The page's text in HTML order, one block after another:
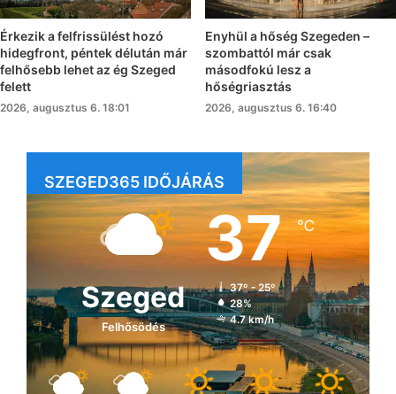
Érkezik a felfrissülést hozó
hidegfront, péntek délután már
felhősebb lehet az ég Szeged
felett
2026, augusztus 6. 18:01
Enyhül a hőség Szegeden –
szombattól már csak
másodfokú lesz a
hőségriasztás
2026, augusztus 6. 16:40
SZEGED365 IDŐJÁRÁS
Szeged
Felhősödés
37℃
37º - 25º
28%
4.7 km/h